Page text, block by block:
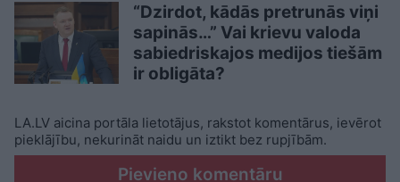
“Dzirdot, kādās pretrunās viņi
sapinās…” Vai krievu valoda
sabiedriskajos medijos tiešām
ir obligāta?
LA.LV aicina portāla lietotājus, rakstot komentārus, ievērot
pieklājību, nekurināt naidu un iztikt bez rupjībām.
Pievieno komentāru